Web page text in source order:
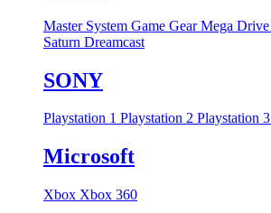
Master System Game GearMega Drive
Saturn Dreamcast
SONY
Playstation 1 Playstation 2 Playstation 3
Microsoft
Xbox Xbox 360